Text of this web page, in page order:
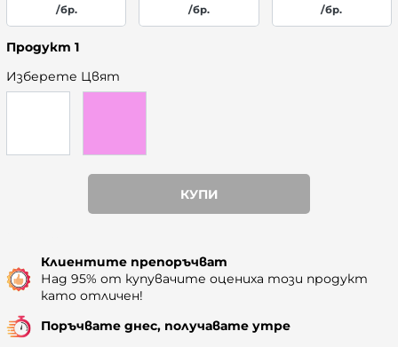
/бр. /бр. /бр.
Продукт 1
Изберете Цвят
КУПИ
Клиентите препоръчват
Над 95% от купувачите оцениха този продукт
като отличен!
Поръчвате днес, получавате утре